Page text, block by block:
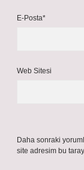
E-Posta*
Web Sitesi
Daha sonraki
site adresim bu